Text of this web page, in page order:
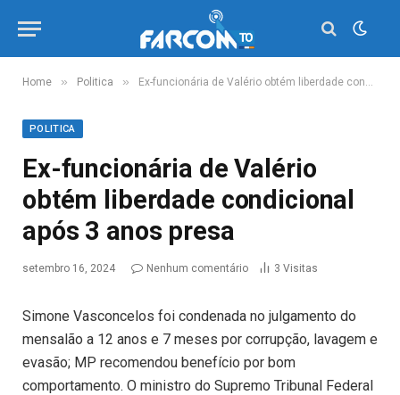
Home » Politica » Ex-funcionária de Valério obtém liberdade condicional após 3 anos presa
POLITICA
Ex-funcionária de Valério
obtém liberdade condicional
após 3 anos presa
setembro 16, 2024 Nenhum comentário 3 Visitas
Simone Vasconcelos foi condenada no julgamento do
mensalão a 12 anos e 7 meses por corrupção, lavagem e
evasão; MP recomendou benefício por bom
comportamento. O ministro do Supremo Tribunal Federal